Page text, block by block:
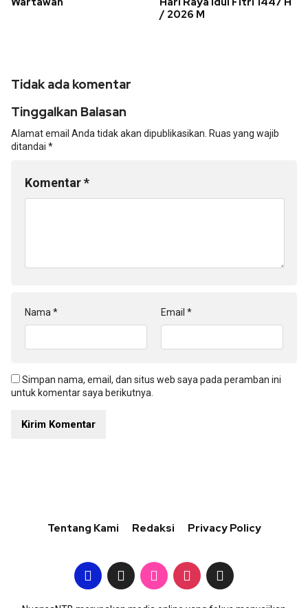
/ 2026 M
Tidak ada komentar
Tinggalkan Balasan
Alamat email Anda tidak akan dipublikasikan. Ruas yang wajib
ditandai *
Komentar*
Nama * Email *
Simpan nama, email, dan situs web saya pada peramban ini
untuk komentar saya berikutnya.
Tentang Kami Redaksi Privacy Policy